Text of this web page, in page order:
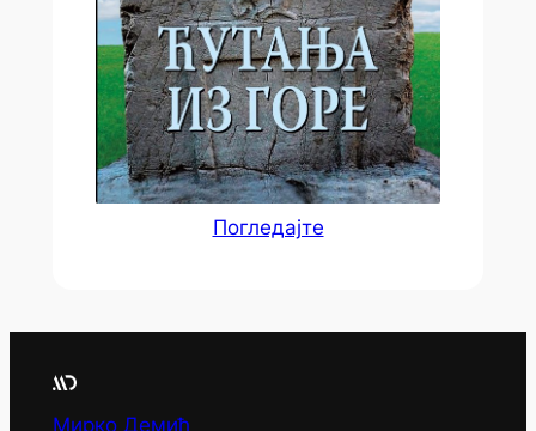
Погледајте
Мирко Демић